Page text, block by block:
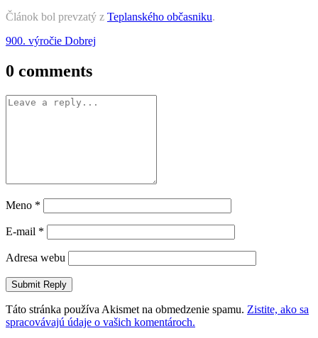
Článok bol prevzatý z Teplanského občasniku.
Post
navigation
900. výročie Dobrej
0 comments
Meno *
E-mail *
Adresa webu
Táto stránka používa Akismet na obmedzenie spamu. Zistite, ako sa
spracovávajú údaje o vašich komentároch.